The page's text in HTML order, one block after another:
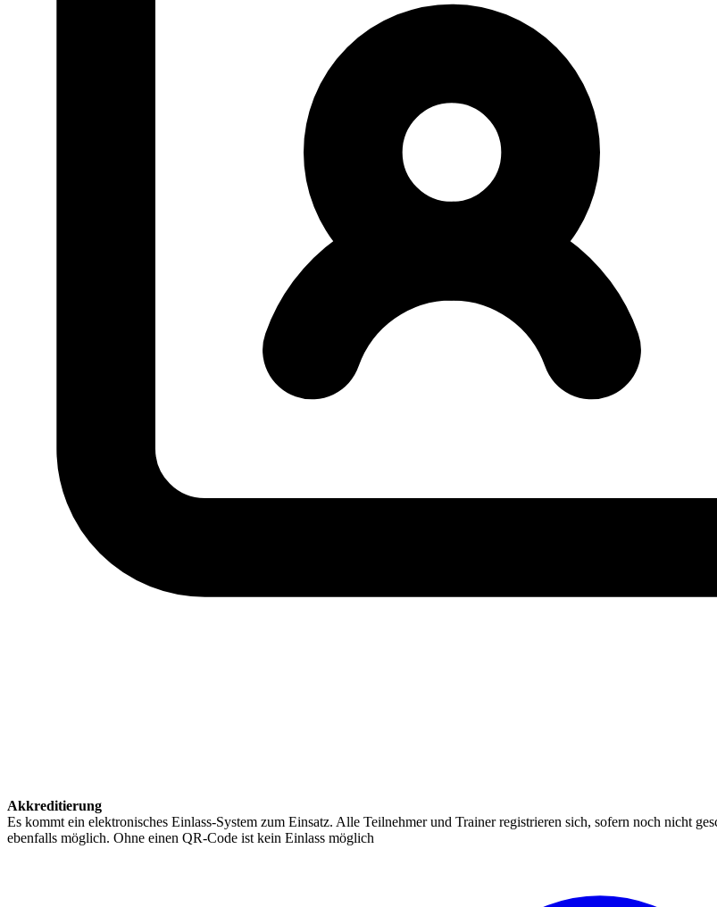
Akkreditierung
Es kommt ein elektronisches Einlass-System zum Einsatz. Alle Teilnehmer und Trainer registrieren sich, sofern noch nicht
ebenfalls möglich. Ohne einen QR-Code ist kein Einlass möglich